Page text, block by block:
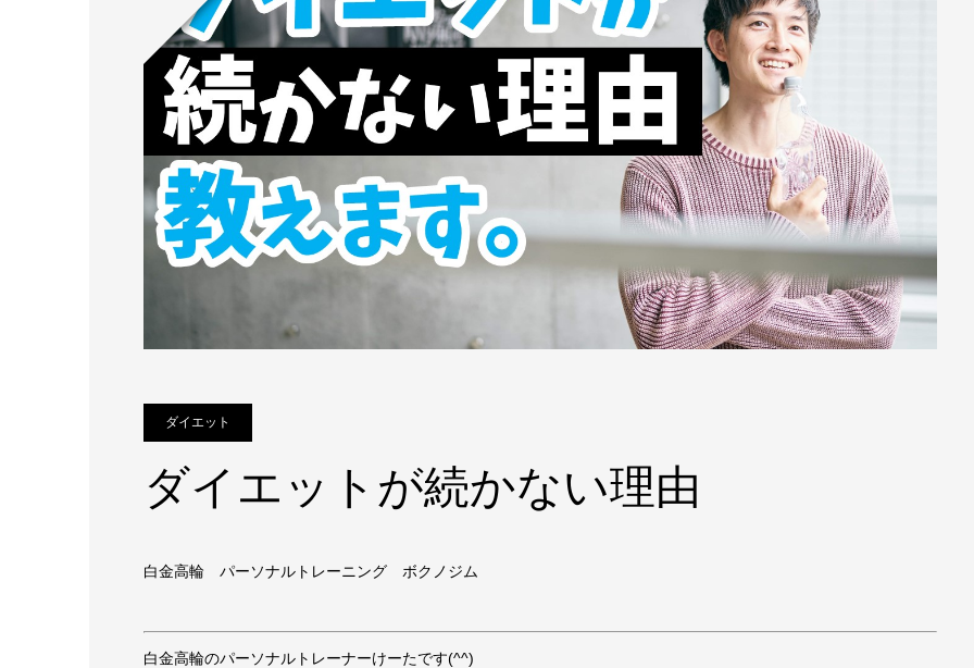
ダイエット
ダイエットが続かない理由
白金高輪 パーソナルトレーニング ボクノジム
白金高輪のパーソナルトレーナーけーたです(^^)